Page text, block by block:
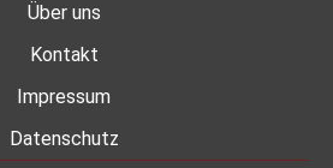
Über uns
Kontakt
Impressum
Datenschutz